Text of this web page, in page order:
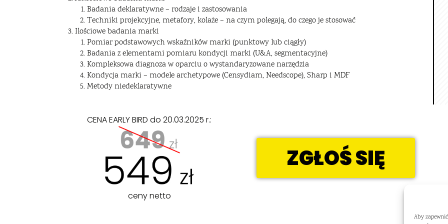
Aby
Badania deklaratywne – rodzaje i zastosowania
Techniki projekcyjne, metafory, kolaże – na czym polegają, do czego je stosować
Ilościowe badania marki
Pomiar podstawowych wskaźników marki (punktowy lub ciągły)
Badania z elementami pomiaru kondycji marki (U&A, segmentacyjne)
Kompleksowa diagnoza w oparciu o wystandaryzowane narzędzia
Kondycja marki – modele archetypowe (Censydiam, Needscope), Sharp i MDF
Metody niedeklaratywne
CENA EARLY BIRD do 20.03.2025 r.:
ceny netto
ZGŁOŚ SIĘ